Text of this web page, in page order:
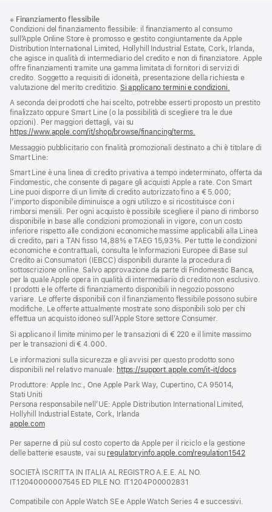
di
pagina
a
piè
di
pagina
※ Finanziamento flessibile
Condizioni del finanziamento flessibile: il finanziamento al consumo
sull’Apple Online Store è promosso e gestito congiuntamente da Apple
Distribution International Limited, Hollyhill Industrial Estate, Cork, Irlanda,
che agisce in qualità di intermediario del credito e non di finanziatore. Apple
offre finanziamenti tramite una gamma limitata di fornitori di servizi di
credito. Soggetto a requisiti di idoneità, presentazione della richiesta e
valutazione del merito creditizio. Si applicano termini e condizioni.
A seconda dei prodotti che hai scelto, potrebbe esserti proposto un prestito
finalizzato oppure Smart Line (o la possibilità di scegliere tra le due
opzioni). Per maggiori dettagli, vai su
https://www.apple.com/it/shop/browse/financing/terms.
Messaggio pubblicitario con finalità promozionali destinato a chi è titolare di
Smart Line:
Smart Line è una linea di credito privativa a tempo indeterminato, offerta da
Findomestic, che consente di pagare gli acquisti Apple a rate. Con Smart
Line puoi disporre di un limite di credito autorizzato fino a € 5.000;
l’importo disponibile diminuisce a ogni utilizzo e si ricostituisce con i
rimborsi mensili. Per ogni acquisto è possibile scegliere il piano di rimborso
disponibile in base alle condizioni promozionali in vigore, con un costo
inferiore rispetto alle condizioni economiche massime applicabili alla Linea
di credito, pari a TAN fisso 14,88% e TAEG 15,93%. Per tutte le condizioni
economiche e contrattuali, consulta le Informazioni Europee di Base sul
Credito ai Consumatori (IEBCC) disponibili durante la procedura di
sottoscrizione online. Salvo approvazione da parte di Findomestic Banca,
per la quale Apple opera in qualità di intermediario di credito non esclusivo.
I prodotti e le offerte di finanziamento disponibili in negozio possono
variare. Le offerte disponibili con il finanziamento flessibile possono subire
modifiche. Le offerte attualmente mostrate sono disponibili solo per chi
effettua un acquisto idoneo sull’Apple Store settore Consumer.
Si applicano il limite minimo per le transazioni di € 220 e il limite massimo
per le transazioni di € 4.000.
Le informazioni sulla sicurezza e gli avvisi per questo prodotto sono
disponibili nel relativo manuale: https://support.apple.com/it-it/docs(si
finestra)
Produttore: Apple Inc., One Apple Park Way, Cupertino, CA 95014,
Stati Uniti
Persona responsabile nell’UE: Apple Distribution International Limited,
Hollyhill Industrial Estate, Cork, Irlanda
apple.com(si
una
nuova
Per saperne di più sul costo coperto da Apple per il riciclo e la gestione
delle batterie esauste, vai su regulatoryinfo.apple.com/regulation1542(si
SOCIETÀ ISCRITTA IN ITALIA AL REGISTRO A.E.E. AL NO.
IT12040000007545 ED PILE NO. IT1204P00002831
Compatibile con Apple Watch SE e Apple Watch Series 4 e successivi.